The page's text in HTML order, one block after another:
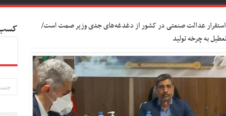
استقرار عدالت صنعتی در کشور از دغدغه‌های جدی وزیر صمت است/
کسب